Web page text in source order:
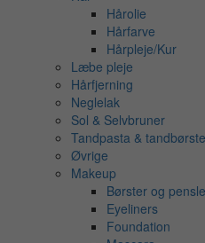
Hårolie
Hårfarve
Hårpleje/Kur
Læbe pleje
Hårfjerning
Neglelak
Sol & Selvbruner
Tandpasta & tandbørste
Øvrige
Makeup
Børster og
Eyeliners
Foundation